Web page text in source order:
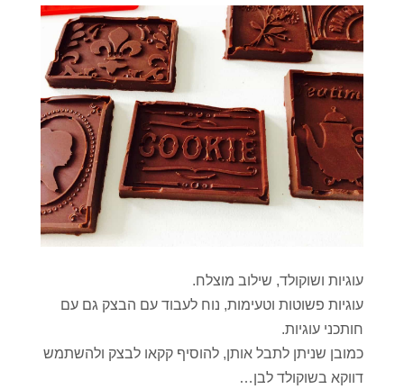
עוגיות ושוקולד, שילוב מוצלח.
עוגיות פשוטות וטעימות, נוח לעבוד עם הבצק גם עם
חותכני עוגיות.
כמובן שניתן לתבל אותן, להוסיף קקאו לבצק ולהשתמש
דווקא בשוקולד לבן…